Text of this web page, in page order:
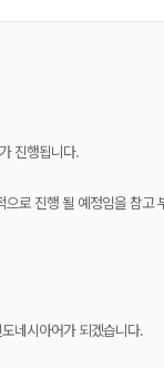
진행됩니다.
로 진행 될 예정임을 참고
네시아어가 되겠습니다.